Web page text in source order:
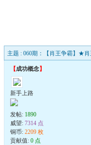
主题 : 060期：【肖王争霸】★
【成功概念】
新手上路
发帖: 1890
威望: 7314 点
铜币: 2209 枚
贡献值: 0 点